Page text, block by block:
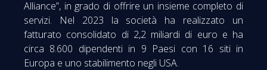
Alliance”, in grado di offrire un insieme completo di
servizi. Nel 2023 la società ha realizzato un
fatturato consolidato di 2,2 miliardi di euro e ha
circa 8.600 dipendenti in 9 Paesi con 16 siti in
Europa e uno stabilimento negli USA.